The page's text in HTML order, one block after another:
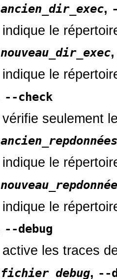
ancien_dir_exec,
indique le
nouveau_dir_exec,
indique le
--check
vérifie seulement
ancien_repdonnées
indique le
indique le
--debug
active les traces
fichier_debug, --